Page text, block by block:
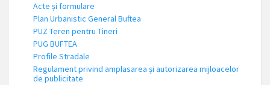
Acte și formulare
Plan Urbanistic General Buftea
PUZ Teren pentru Tineri
PUG BUFTEA
Profile Stradale
Regulament privind amplasarea și autorizarea mijloacelor
de publicitate